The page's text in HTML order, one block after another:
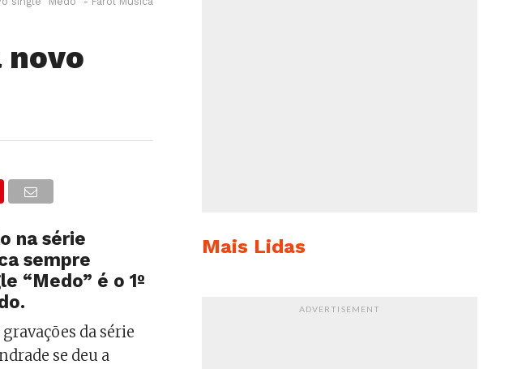
na série
sempre
“Medo” é o 1º
da série
se deu a
Mais Lidas
ADVERTISEMENT